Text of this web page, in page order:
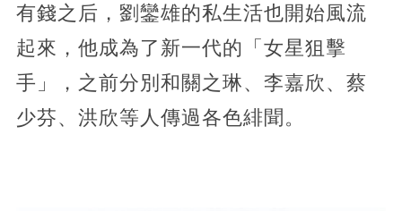
有錢之后，劉鑾雄的私生活也開始風流
起來，他成為了新一代的「女星狙擊
手」，之前分別和關之琳、李嘉欣、蔡
少芬、洪欣等人傳過各色緋聞。